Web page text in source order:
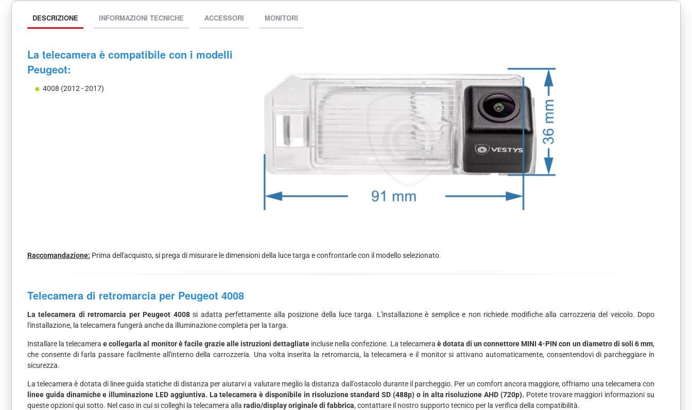
DESCRIZIONE INFORMAZIONI TECNICHE ACCESSORI MONITORI
La telecamera è compatibile con i modelli
Peugeot:
4008 (2012 - 2017)
Raccomandazione: Prima dell'acquisto, si prega di misurare le dimensioni della luce targa e confrontarle con il modello selezionato.
Telecamera di retromarcia per Peugeot 4008
La telecamera di retromarcia per Peugeot 4008si adatta perfettamente alla posizione della luce targa. L'installazione è semplice e non richiede modifiche alla carrozzeria del veicolo. Dopo
l'installazione, la telecamera fungerà anche da illuminazione completa per la targa.
Installare la telecamerae collegarla al monitor è facile grazie alle istruzioni dettagliate incluse nella confezione. La telecamera è dotata di un connettore MINI 4-PIN con un diametro di soli 6 mm,
che consente di farla passare facilmente all'interno della carrozzeria. Una volta inserita la retromarcia, la telecamera e il monitor si attivano automaticamente, consentendovi di parcheggiare in
sicurezza.
La telecamera è dotata di linee guida statiche di distanza per aiutarvi a valutare meglio la distanza dall'ostacolo durante il parcheggio. Per un comfort ancora maggiore, offriamo una telecamera con
linee guida dinamiche e illuminazione LED aggiuntiva. La telecamera è disponibile in risoluzione standard SD (488p) o in alta risoluzione AHD (720p). Potete trovare maggiori informazioni su
queste opzioni qui sotto. Nel caso in cui si colleghi la telecamera alla radio/display originale di fabbrica, contattare il nostro supporto tecnico per la verifica della compatibilità.